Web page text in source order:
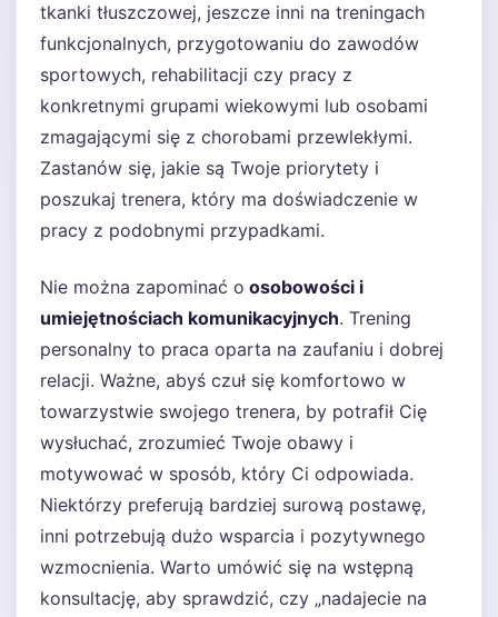
tkanki tłuszczowej, jeszcze inni na treningach
funkcjonalnych, przygotowaniu do zawodów
sportowych, rehabilitacji czy pracy z
konkretnymi grupami wiekowymi lub osobami
zmagającymi się z chorobami przewlekłymi.
Zastanów się, jakie są Twoje priorytety i
poszukaj trenera, który ma doświadczenie w
pracy z podobnymi przypadkami.
Nie można zapominać o osobowości i
umiejętnościach komunikacyjnych. Trening
personalny to praca oparta na zaufaniu i dobrej
relacji. Ważne, abyś czuł się komfortowo w
towarzystwie swojego trenera, by potrafił Cię
wysłuchać, zrozumieć Twoje obawy i
motywować w sposób, który Ci odpowiada.
Niektórzy preferują bardziej surową postawę,
inni potrzebują dużo wsparcia i pozytywnego
wzmocnienia. Warto umówić się na wstępną
konsultację, aby sprawdzić, czy „nadajecie na